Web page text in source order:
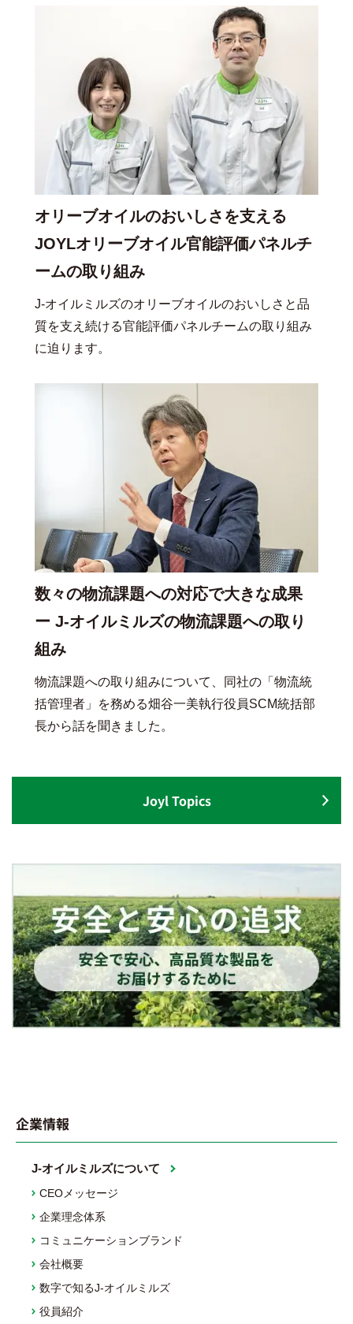
オリーブオイルのおいしさを支える
JOYLオリーブオイル官能評価パネルチ
ームの取り組み
J-オイルミルズのオリーブオイルのおいしさと品
質を支え続ける官能評価パネルチームの取り組み
に迫ります。
数々の物流課題への対応で大きな成果
ー J-オイルミルズの物流課題への取り
組み
物流課題への取り組みについて、同社の「物流統
括管理者」を務める畑谷一美執行役員SCM統括部
長から話を聞きました。
Joyl Topics
企業情報
J-オイルミルズについて
CEOメッセージ
企業理念体系
コミュニケーションブランド
会社概要
数字で知るJ-オイルミルズ
役員紹介